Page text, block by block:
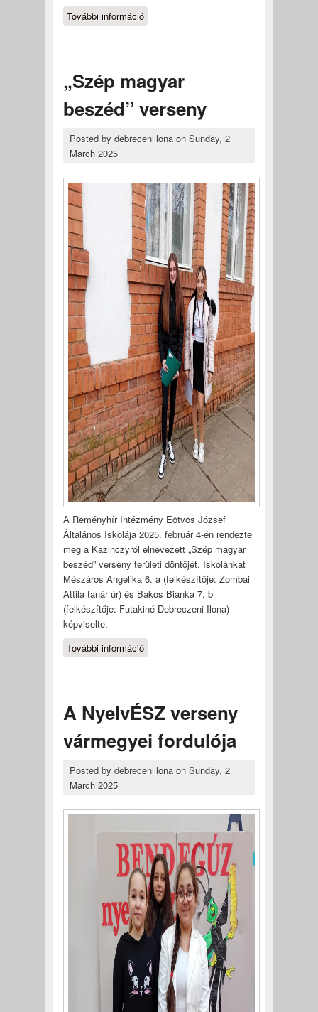
További információA nagyok farsangja
„Szép magyar
beszéd” verseny
Posted by debreceniilonaon Sunday, 2
March 2025
A Reményhír Intézmény Eötvös József
Általános Iskolája 2025. február 4-én rendezte
meg a Kazinczyról elnevezett „Szép magyar
beszéd” verseny területi döntőjét. Iskolánkat
Mészáros Angelika 6. a (felkészítője: Zombai
Attila tanár úr) és Bakos Bianka 7. b
(felkészítője: Futakiné Debreczeni Ilona)
képviselte.
További információ„Szép magyar beszéd”
kapcsolatosan
A NyelvÉSZ verseny
vármegyei fordulója
Posted by debreceniilonaon Sunday, 2
March 2025